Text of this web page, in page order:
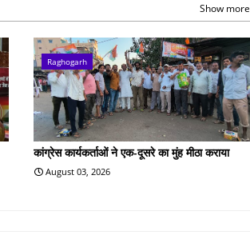
Show more
Raghogarh
कांग्रेस कार्यकर्ताओं ने एक-दूसरे का मुंह मीठा कराया
August 03, 2026